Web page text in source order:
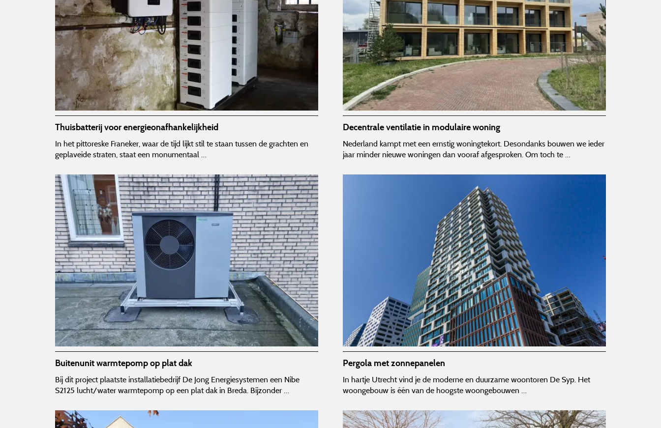
Thuisbatterij voor energieonafhankelijkheid
In het pittoreske Franeker, waar de tijd lijkt stil te staan tussen de grachten en
geplaveide straten, staat een monumentaal …
Decentrale ventilatie in modulaire woning
Nederland kampt met een ernstig woningtekort. Desondanks bouwen we ieder
jaar minder nieuwe woningen dan vooraf afgesproken. Om toch te …
Buitenunit warmtepomp op plat dak
Bij dit project plaatste installatiebedrijf De Jong Energiesystemen een Nibe
S2125 lucht/water warmtepomp op een plat dak in Breda. Bijzonder …
Pergola met zonnepanelen
In hartje Utrecht vind je de moderne en duurzame woontoren De Syp. Het
woongebouw is één van de hoogste woongebouwen …